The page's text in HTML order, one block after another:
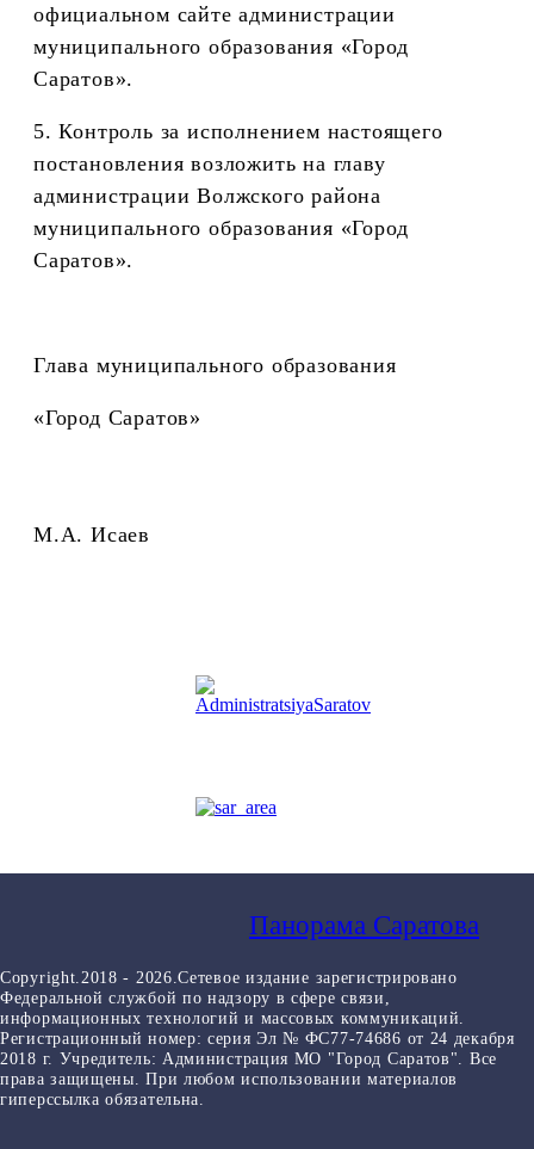
официальном сайте администрации
муниципального образования «Город
Саратов».
5. Контроль за исполнением настоящего
постановления возложить на главу
администрации Волжского района
муниципального образования «Город
Саратов».
Глава муниципального образования
«Город Саратов»
М.А. Исаев
Панорама Саратова
Copyright.2018 - 2026.Сетевое издание зарегистрировано
Федеральной службой по надзору в сфере связи,
информационных технологий и массовых коммуникаций.
Регистрационный номер: серия Эл № ФС77-74686 от 24 декабря
2018 г. Учредитель: Администрация МО "Город Саратов". Все
права защищены. При любом использовании материалов
гиперссылка обязательна.